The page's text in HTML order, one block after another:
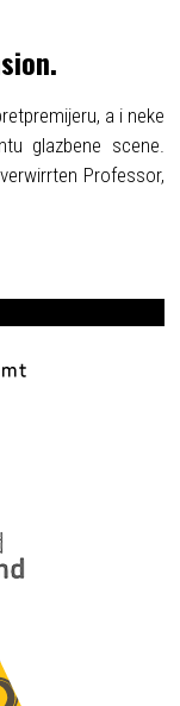
a i neke
glazbene scene.
Professor,